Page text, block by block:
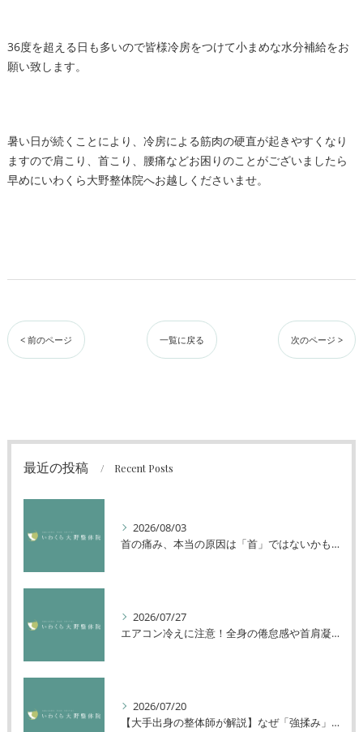
36度を超える日も多いので皆様冷房をつけて小まめな水分補給をお
願い致します。
暑い日が続くことにより、冷房による筋肉の硬直が起きやすくなり
ますので肩こり、首こり、腰痛などお困りのことがございましたら
早めにいわくら大野整体院へお越しくださいませ。
< 前のページ 一覧に戻る 次のページ >
最近の投稿 Recent Posts
2026/08/03
首の痛み、本当の原因は「首」ではないかもしれません
2026/07/27
エアコン冷えに注意！全身の倦怠感や首肩凝りを解消する方法
2026/07/20
【大手出身の整体師が解説】なぜ「強揉み」は体に良くないのか？